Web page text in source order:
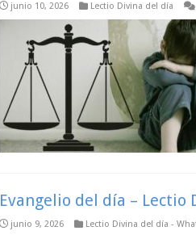
junio 10, 2026 Lectio Divina del día
Evangelio del día – Lectio
junio 9, 2026 Lectio Divina del día -